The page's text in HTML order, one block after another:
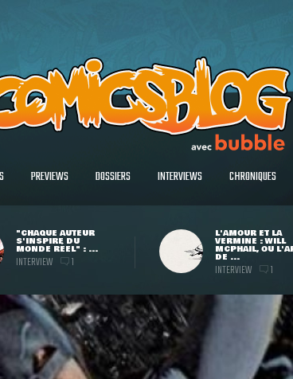
PREVIEWS DOSSIERS INTERVIEWS CHRONIQUES
"CHAQUE AUTEUR
S'INSPIRE DU
MONDE RÉEL" : ...
INTERVIEW 1
L'AMOUR ET LA
VERMINE : WILL
MCPHAIL, OU
DE ...
INTERVIEW 1